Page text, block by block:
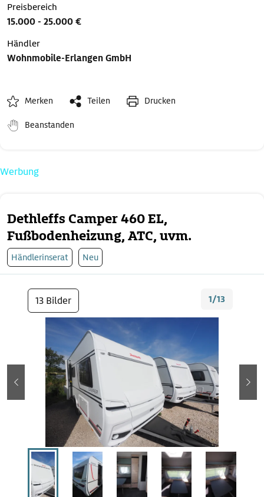
Dethleffs Camper 460 EL,
Fußbodenheizung, ATC, uvm.
Händlerinserat Neu
13 Bilder 1/13
zurück
Preisbereich
15.000 - 25.000 €
Händler
Wohnmobile-Erlangen GmbH
Merken Teilen Drucken
Beanstanden
Werbung